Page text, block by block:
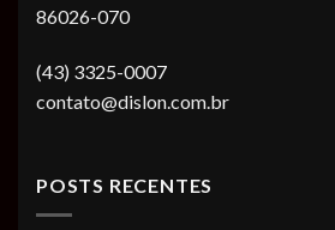
86026-070
(43) 3325-0007
contato@dislon.com.br
POSTS RECENTES